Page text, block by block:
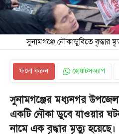
সুনামগঞ্জে নৌকাডুবিতে বৃদ্ধার
ফলো করুন হোয়াটসঅ্যাপ
সুনামগঞ্জের মধ্যনগর
একটি নৌকা ডুবে যাওয়ার
নামে এক বৃদ্ধার মৃত্যু হয়েছে।